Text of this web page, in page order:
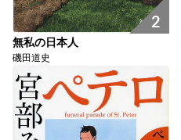
2
無私の日本人
磯田道史